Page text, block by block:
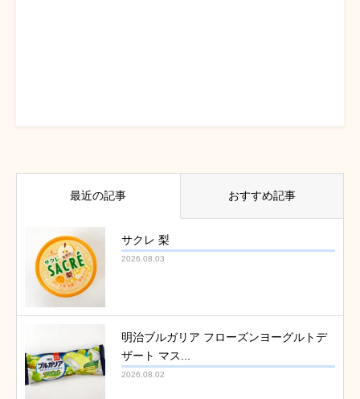
最近の記事 おすすめ記事
サクレ 梨
2026.08.03
明治ブルガリア フローズンヨーグルトデ
ザート マス...
2026.08.02